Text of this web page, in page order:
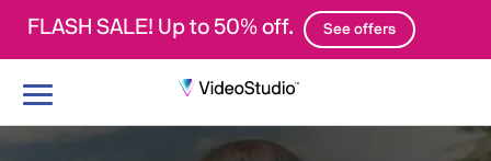
FLASH SALE! Up to 50% off. See offers
切
導